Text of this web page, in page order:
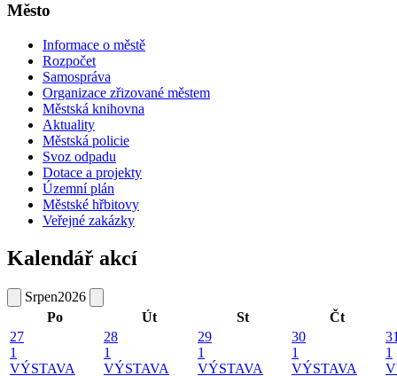
Město
Informace o městě
Rozpočet
Samospráva
Organizace zřizované městem
Městská knihovna
Aktuality
Městská policie
Svoz odpadu
Dotace a projekty
Územní plán
Městské hřbitovy
Veřejné zakázky
Kalendář akcí
Srpen2026
Po
Út St
Čt
27
1
VÝSTAVA
28
1
VÝSTAVA
29
1
VÝSTAVA
30
1
VÝSTAVA
1